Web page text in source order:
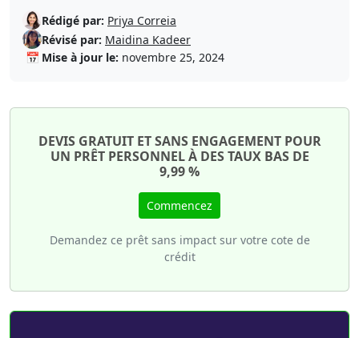
Rédigé par: Priya Correia
Révisé par: Maidina Kadeer
📅 Mise à jour le: novembre 25, 2024
DEVIS GRATUIT ET SANS ENGAGEMENT POUR
UN PRÊT PERSONNEL À DES TAUX BAS DE
9,99 %
Commencez
Demandez ce prêt sans impact sur votre cote de
crédit